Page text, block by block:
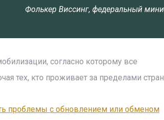
Фолькер Виссинг, федеральный
согласно которому все
тех, кто проживает за пределами
проблемы с обновлением или обменом